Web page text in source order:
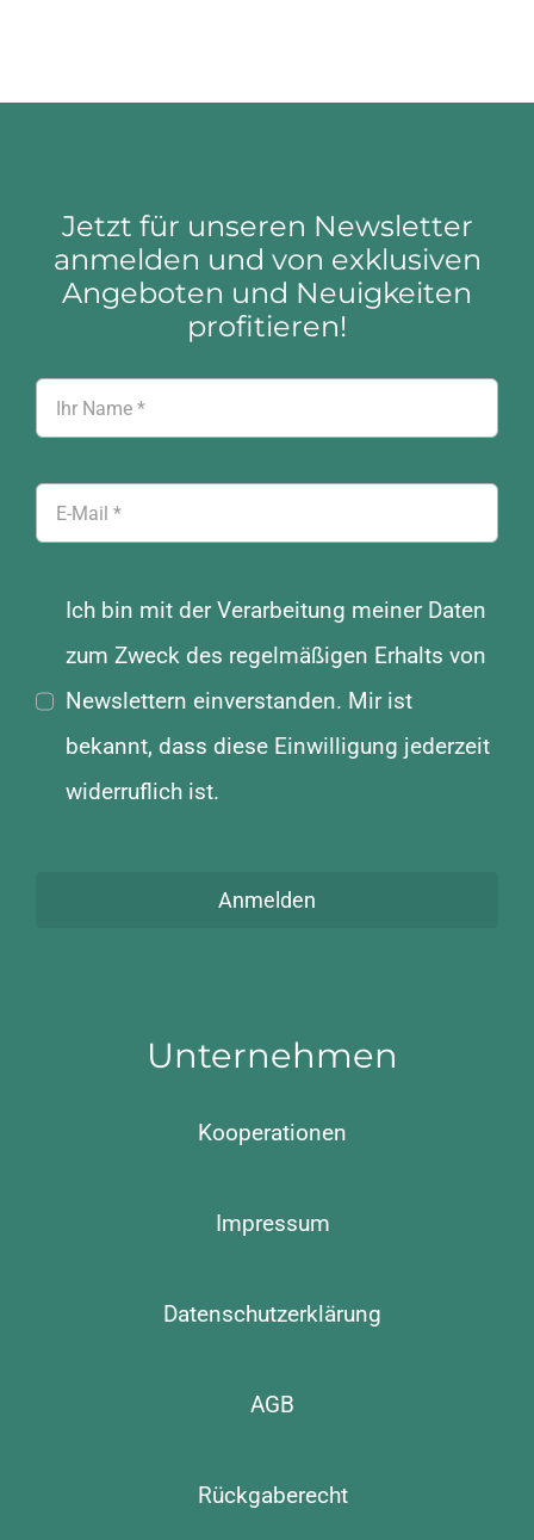
Varianten
Optionen
können
auf
der
Jetzt für unseren Newsletter
anmelden und von exklusiven
Angeboten und Neuigkeiten
profitieren!
Ich bin mit der Verarbeitung meiner Daten
zum Zweck des regelmäßigen Erhalts von
Newslettern einverstanden. Mir ist
bekannt, dass diese Einwilligung jederzeit
widerruflich ist.
Anmelden
Unternehmen
Kooperationen
Impressum
Datenschutzerklärung
AGB
Rückgaberecht